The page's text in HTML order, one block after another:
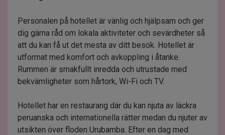
Personalen på hotellet är vänlig och hjälpsam och ger
dig gärna råd om lokala aktiviteter och sevärdheter så
att du kan få ut det mesta av ditt besök. Hotellet är
utformat med komfort och avkoppling i åtanke.
Rummen är smakfullt inredda och utrustade med
bekvämligheter som hårtork, Wi-Fi och TV.
Hotellet har en restaurang där du kan njuta av läckra
peruanska och internationella rätter medan du njuter av
utsikten över floden Urubamba. Efter en dag med